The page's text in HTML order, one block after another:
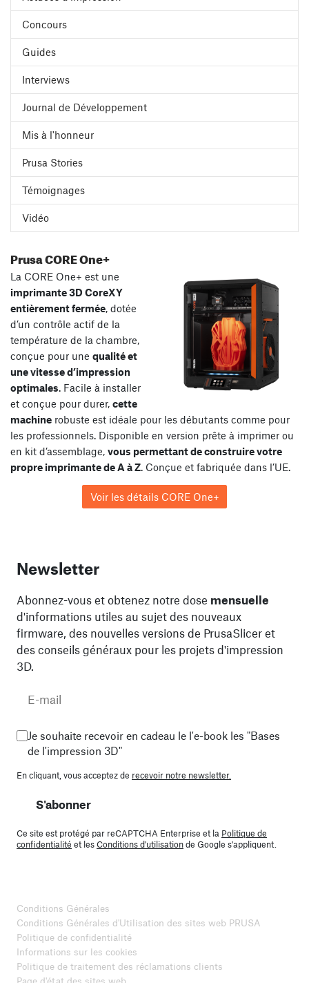
Concours
Guides
Interviews
Journal de Développement
Mis à l'honneur
Prusa Stories
Témoignages
Vidéo
Prusa CORE One+
La CORE One+ est une
imprimante 3D CoreXY
entièrement fermée, dotée
d’un contrôle actif de la
température de la chambre,
conçue pour une qualité et
une vitesse d’impression
optimales. Facile à installer
et conçue pour durer, cette
machine robuste est idéale pour les débutants comme pour
les professionnels. Disponible en version prête à imprimer ou
en kit d’assemblage, vous permettant de construire votre
propre imprimante de A à Z. Conçue et fabriquée dans l’UE.
Voir les détails CORE One+
Newsletter
Abonnez-vous et obtenez notre dose mensuelle
d'informations utiles au sujet des nouveaux
firmware, des nouvelles versions de PrusaSlicer et
des conseils généraux pour les projets d'impression
3D.
Je souhaite recevoir en cadeau le l'e-book les "Bases
de l'impression 3D"
En cliquant, vous acceptez de recevoir notre newsletter.
S'abonner
Ce site est protégé par reCAPTCHA Enterprise et la Politique de
confidentialité et lesConditions d'utilisationde Google s'appliquent.
Conditions Générales
Conditions Générales d'Utilisation des sites web PRUSA
Politique de confidentialité
Informations sur les cookies
Politique de traitement des réclamations clients
Page d'état des sites web